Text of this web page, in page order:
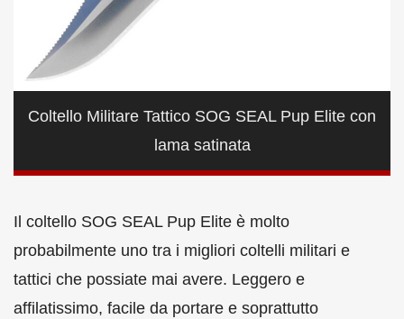
Coltello Militare Tattico SOG SEAL Pup Elite con
lama satinata
Il coltello SOG SEAL Pup Elite è molto
probabilmente uno tra i migliori coltelli militari e
tattici che possiate mai avere. Leggero e
affilatissimo, facile da portare e soprattutto